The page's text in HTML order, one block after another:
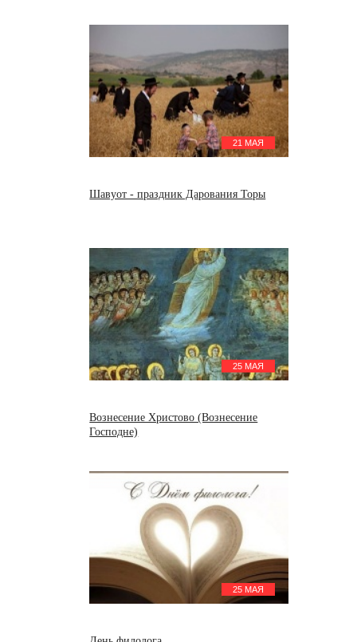
21 МАЯ
Шавуот - праздник Дарования Торы
25 МАЯ
Вознесение Христово (Вознесение
Господне)
25 МАЯ